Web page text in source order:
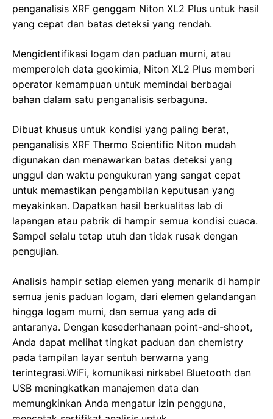
penganalisis XRF genggam Niton XL2 Plus untuk hasil
yang cepat dan batas deteksi yang rendah.
Mengidentifikasi logam dan paduan murni, atau
memperoleh data geokimia, Niton XL2 Plus memberi
operator kemampuan untuk memindai berbagai
bahan dalam satu penganalisis serbaguna.
Dibuat khusus untuk kondisi yang paling berat,
penganalisis XRF Thermo Scientific Niton mudah
digunakan dan menawarkan batas deteksi yang
unggul dan waktu pengukuran yang sangat cepat
untuk memastikan pengambilan keputusan yang
meyakinkan. Dapatkan hasil berkualitas lab di
lapangan atau pabrik di hampir semua kondisi cuaca.
Sampel selalu tetap utuh dan tidak rusak dengan
pengujian.
Analisis hampir setiap elemen yang menarik di hampir
semua jenis paduan logam, dari elemen gelandangan
hingga logam murni, dan semua yang ada di
antaranya. Dengan kesederhanaan point-and-shoot,
Anda dapat melihat tingkat paduan dan chemistry
pada tampilan layar sentuh berwarna yang
terintegrasi.WiFi, komunikasi nirkabel Bluetooth dan
USB meningkatkan manajemen data dan
memungkinkan Anda mengatur izin pengguna,